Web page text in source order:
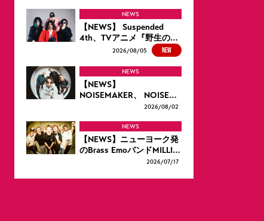
NEWS
【NEWS】 Suspended
4th、TVアニメ『野生の…
2026/08/05 NEW
NEWS
【NEWS】
NOISEMAKER、 NOISE…
2026/08/02
NEWS
【NEWS】ニューヨーク発
のBrass EmoバンドMILLI…
2026/07/17